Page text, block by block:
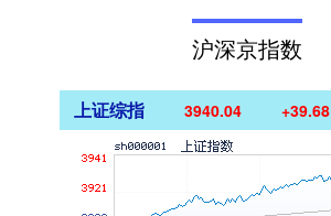
沪深京指数
上证综指 3940.04 +39.68